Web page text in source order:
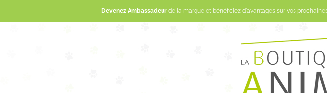
Devenez Ambassadeurde la marque et bénéficiez d'avantages sur vos